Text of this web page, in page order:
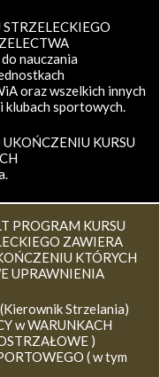
nauczania
oraz wszelkich innych
klubach sportowych.
KURSU
PROGRAM KURSU
ZAWIERA
KTÓRYCH
UPRAWNIENIA
Strzelania)
w WARUNKACH
)
( w tym